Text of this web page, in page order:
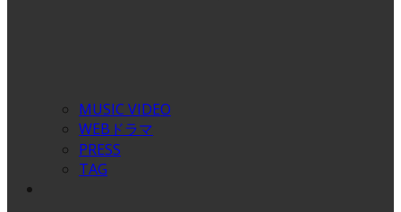
MUSIC VIDEO
WEBドラマ
PRESS
TAG